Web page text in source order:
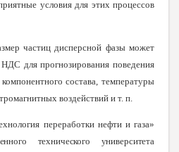
условия для этих процессов
частиц дисперсной фазы может
для прогнозирования поведения
состава, температуры
воздействий и т. п.
переработки нефти и газа»
технического университета